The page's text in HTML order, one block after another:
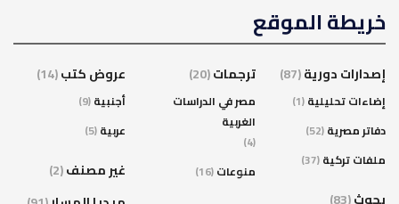
خريطة الموقع
إصدارات دورية(87)
إضاءات تحليلية(1)
دفاتر مصرية(52)
ملفات تركية(37)
ترجمات(20)
مصر في الدراسات
الغربية
(4)
منوعات(16)
عروض كتب(14)
أجنبية(9)
عربية(5)
غير مصنف(2)